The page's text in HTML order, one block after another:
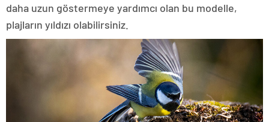
daha uzun göstermeye yardımcı olan bu modelle,
plajların yıldızı olabilirsiniz.